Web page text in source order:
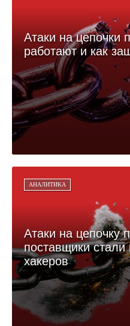
Атаки на цепочки
работают и как
АНАЛИТИКА
Атаки на цепочку
поставщики стали
хакеров